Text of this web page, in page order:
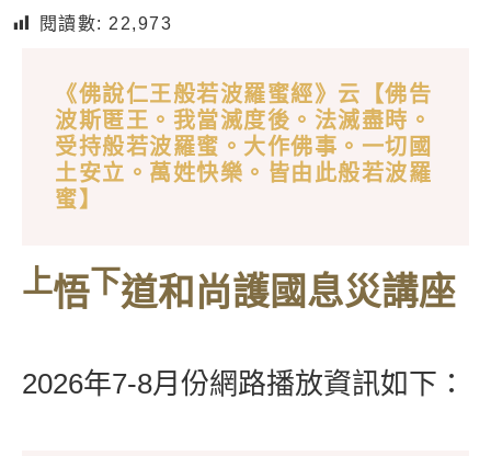
閱讀數: 22,973
《佛說仁王般若波羅蜜經》云【佛告
波斯匿王。我當滅度後。法滅盡時。
受持般若波羅蜜。大作佛事。一切國
土安立。萬姓快樂。皆由此般若波羅
蜜】
上悟下道和尚護國息災講座
2026年7-8月份網路播放資訊如下：